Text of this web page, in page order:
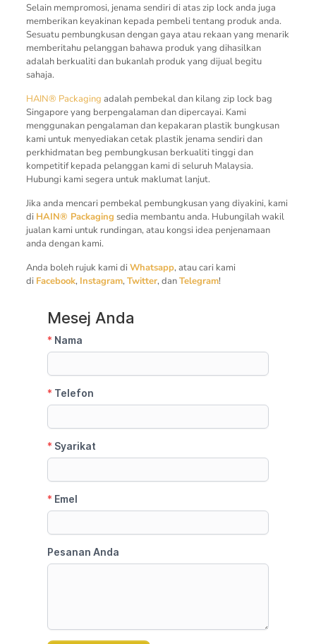
Selain mempromosi, jenama sendiri di atas zip lock anda juga
memberikan keyakinan kepada pembeli tentang produk anda.
Sesuatu pembungkusan dengan gaya atau rekaan yang menarik
memberitahu pelanggan bahawa produk yang dihasilkan
adalah berkualiti dan bukanlah produk yang dijual begitu
sahaja.
HAIN® Packaging adalah pembekal dan kilang zip lock bag
Singapore yang berpengalaman dan dipercayai. Kami
menggunakan pengalaman dan kepakaran plastik bungkusan
kami untuk menyediakan cetak plastik jenama sendiri dan
perkhidmatan beg pembungkusan berkualiti tinggi dan
kompetitif kepada pelanggan kami di seluruh Malaysia.
Hubungi kami segera untuk maklumat lanjut.
Jika anda mencari pembekal pembungkusan yang diyakini, kami
di HAIN® Packaging sedia membantu anda. Hubungilah wakil
jualan kami untuk rundingan, atau kongsi idea penjenamaan
anda dengan kami.
Anda boleh rujuk kami diWhatsapp, atau cari kami
di Facebook, Instagram, Twitter, danTelegram!